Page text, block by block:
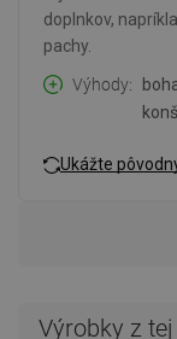
doplnkov,
pachy.
Výhody
Ukážte
Výrobky z